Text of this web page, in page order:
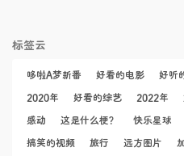
标签云
哆啦A梦新番 好看的电影 好听
2020年
好看的综艺 2022年
感动
这是什么梗？ 快乐星球
搞笑的视频
旅行 远方图片